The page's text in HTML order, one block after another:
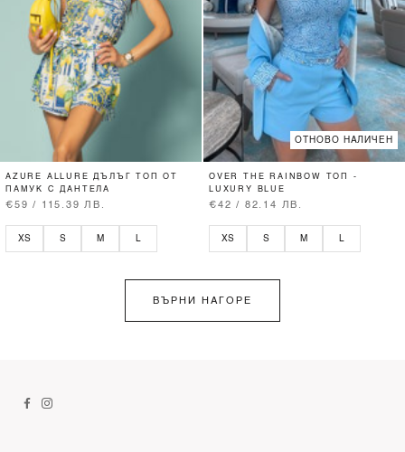
AZURE ALLURE ДЪЛЪГ ТОП ОТ
ПАМУК С ДАНТЕЛА
€59 / 115.39 ЛВ.
XS S M L
ОТНОВО НАЛИЧЕН
OVER THE RAINBOW ТОП -
LUXURY BLUE
€42 / 82.14 ЛВ.
XS S M L
ВЪРНИ НАГОРЕ